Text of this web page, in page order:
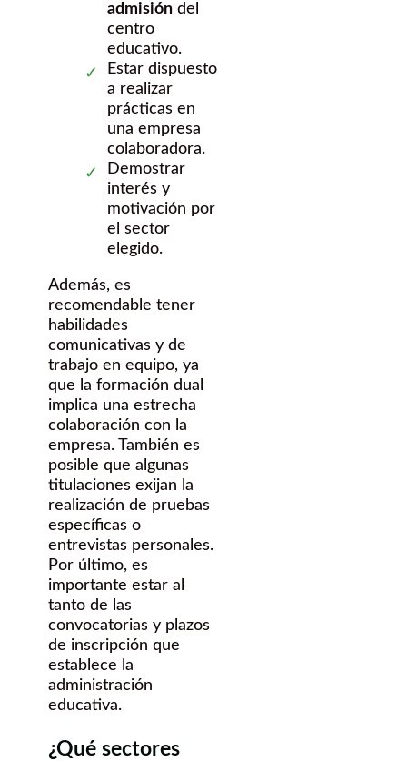
admisión del
centro
educativo.
Estar dispuesto
a realizar
prácticas en
una empresa
colaboradora.
Demostrar
interés y
motivación por
el sector
elegido.
Además, es
recomendable tener
habilidades
comunicativas y de
trabajo en equipo, ya
que la formación dual
implica una estrecha
colaboración con la
empresa. También es
posible que algunas
titulaciones exijan la
realización de pruebas
específicas o
entrevistas personales.
Por último, es
importante estar al
tanto de las
convocatorias y plazos
de inscripción que
establece la
administración
educativa.
¿Qué sectores